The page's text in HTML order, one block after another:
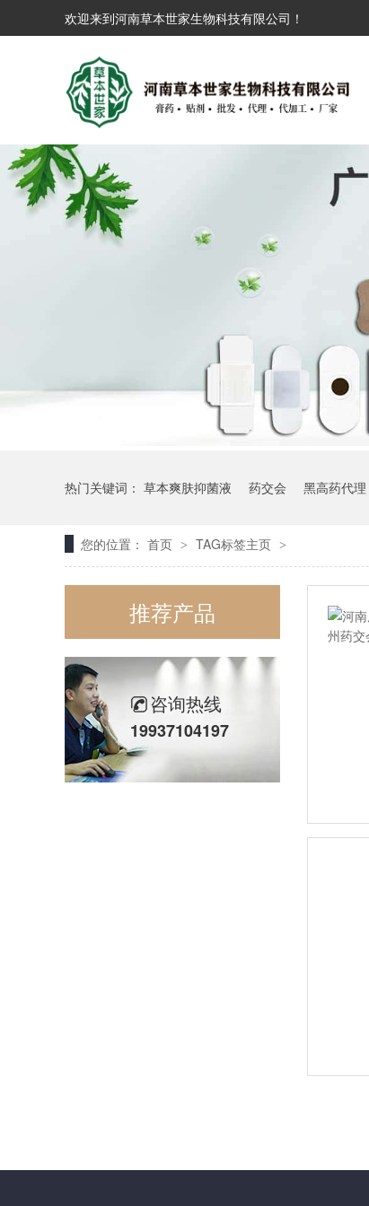
欢迎来到河南草本世家生物科技有限公司！
热门关键词： 草本爽肤抑菌液 药交会 黑高药代理
您的位置： 首页 > TAG标签主页 >
推荐产品
咨询热线
19937104197